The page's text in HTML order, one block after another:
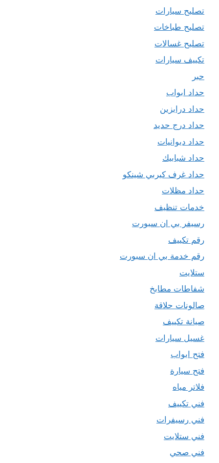
تصليح سيارات
تصليح طباخات
تصليح غسالات
تكييف سيارات
حبر
حداد ابواب
حداد درابزين
حداد درج حديد
حداد ديوانيات
حداد شبابيك
حداد غرف كيربي شينكو
حداد مظلات
خدمات تنظيف
رسيفر بي ان سبورت
رقم تكييف
رقم خدمة بي ان سبورت
ستلايت
شفاطات مطابخ
صالونات حلاقة
صيانة تكييف
غسيل سيارات
فتح ابواب
فتح سيارة
فلاتر مياه
فني تكييف
فني رسيفرات
فني ستلايت
فني صحي